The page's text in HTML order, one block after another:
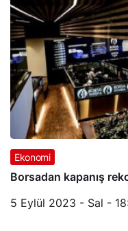
Ekonomi
Borsadan kapanış
5 Eylül 2023 - Sal -